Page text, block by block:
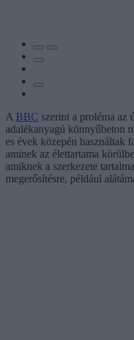
A BBC szerint a proléma az
adalékanyagú könnyűbeton
es évek közepén használtak
aminek az élettartama
amiknek a szerkezete
megerősítésre, például